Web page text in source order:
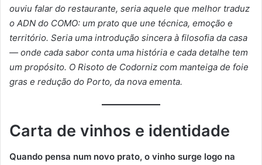
ouviu falar do restaurante, seria aquele que melhor traduz
o ADN do COMO: um prato que une técnica, emoção e
território. Seria uma introdução sincera à filosofia da casa
— onde cada sabor conta uma história e cada detalhe tem
um propósito. O Risoto de Codorniz com manteiga de foie
gras e redução do Porto, da nova ementa.
Carta de vinhos e identidade
Quando pensa num novo prato, o vinho surge logo na